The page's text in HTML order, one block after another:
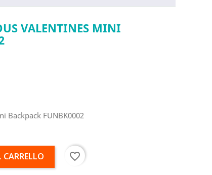
VALENTINES MINI
Backpack FUNBK0002
favorite_border